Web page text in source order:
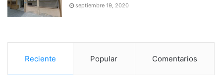
septiembre 19, 2020
Reciente Popular Comentarios